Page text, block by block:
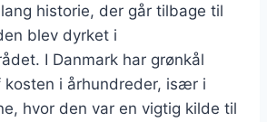
historie, der går tilbage til
blev dyrket i
I Danmark har grønkål
i århundreder, især i
hvor den var en vigtig kilde til